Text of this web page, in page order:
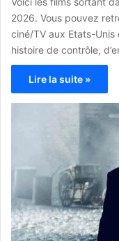
2026. Vous pouvez
ciné/TV aux Etats-
histoire de contrôle,
Lire la suite »